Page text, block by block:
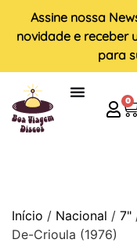
Assine nossa
novidade e receber
para
0
Início / Nacional / 7"
De-Crioula (1976)